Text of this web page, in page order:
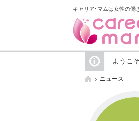
キャリア･マムは女性の働
ようこ
ニュース